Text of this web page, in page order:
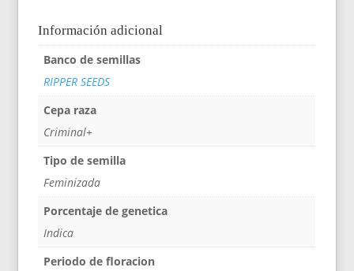
Información adicional
Banco de semillas
RIPPER SEEDS
Cepa raza
Criminal+
Tipo de semilla
Feminizada
Porcentaje de genetica
Indica
Periodo de floracion